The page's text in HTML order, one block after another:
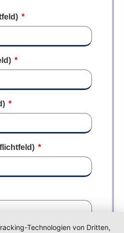
Technologien von Dritten,